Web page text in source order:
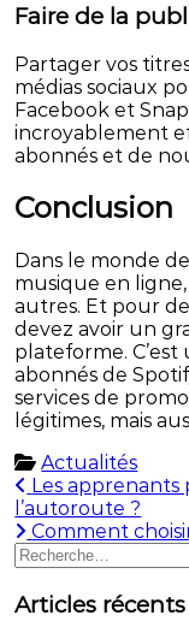
Faire de la
Partager vos
médias sociaux
Facebook et
incroyablement
abonnés et de
Conclusion
Dans le monde
musique en
autres. Et pour
devez avoir un
plateforme. C’est
abonnés de
services de
légitimes, mais
Actualités
Navigation
de
l’article
Les
l’autoroute ?
Comment
Rechercher
Articles récents